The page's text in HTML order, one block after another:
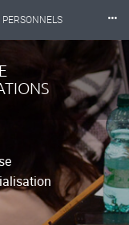
PERSONNELS
BIBLIOTHÈQUES
⸱⸱⸱